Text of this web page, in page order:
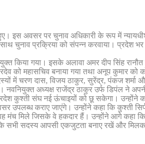
अवसर पर चुनाव अधिकारी के रूप में
के साथ चुनाव प्रक्रिया को संपन्न करवाया।
गया। इसके अलावा अमर दीप सिंह रानौत
महासचिव बनाया गया तथा अनूप कुमार को
में चरण दास, विजय ठाकुर, सुरेंद्र, पंकज शर्मा
अध्यक्ष राजेंद्र ठाकुर उर्फ डिपंल ने
संघ नई ऊंचाइयों को छू सकेगा। उन्होंने कहा
उपलब्ध कराए जाएंगे। उन्होंने कहा कि
मिले जिसके वे हकदार हैं। उन्होंने आगे कहा कि
सभी सदस्य आपसी एकजुटता बनाए रखें और